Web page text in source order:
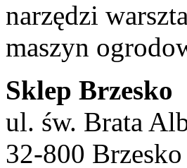
narzędzi
maszyn
Sklep Brzesko
ul. św. Brata
32-800 Brzesko